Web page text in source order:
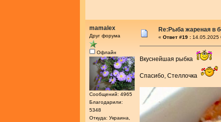
mamalex
Друг форума
Офлайн
Сообщений: 4965
Благодарили:
5348
Откуда: Украина,
Re:Рыба жареная в
« Ответ #19 : 14.05.2025
Вкуснейшая рыбка
Спасибо, Стеллочка